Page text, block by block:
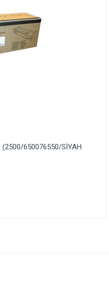
(2500/650076550/SİYAH